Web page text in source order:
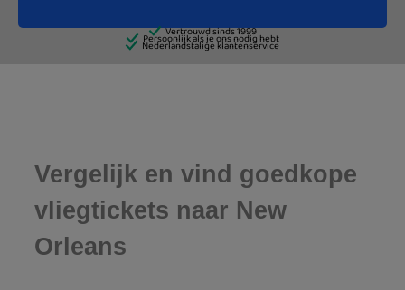
Vergelijk en vind goedkope
vliegtickets naar New
Orleans